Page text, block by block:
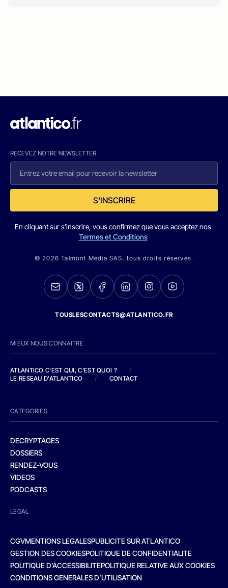
RECEVEZ NOTRE NEWSLETTER
S'INSCRIRE
En cliquant sur s'inscrire, vous confirmez que vous acceptez nos
Termes et Conditions
© 2026 Talmont Media SAS. tous droits réservés.
TOUSLESCONTACTS@ATLANTICO.FR
MIEUX NOUS CONNAITRE
ATLANTICO C'EST QUI, C'EST QUOI ?
/
LE RESEAU D'ATLANTICO
/ CONTACT
CATEGORIES
DECRYPTAGES
DOSSIERS
RENDEZ-VOUS
VIDEOS
PODCASTS
LEGAL
CGVMENTIONS LEGALESPUBLICITE SUR ATLANTICO
GESTION DES COOKIESPOLITIQUE DE CONFIDENTIALITE
POLITIQUE D’ACCESSIBILITEPOLITIQUE RELATIVE AUX COOKIES
CONDITIONS GENERALES D’UTILISATION